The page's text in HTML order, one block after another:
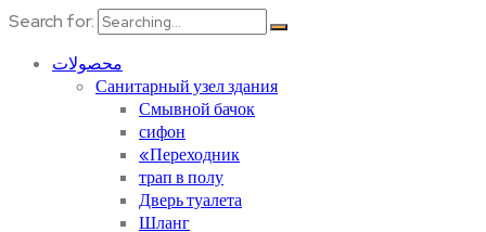
Search for:
محصولات
Санитарный узел здания
Смывной бачок
сифон
«Переходник
трап в полу
Дверь туалета
Шланг